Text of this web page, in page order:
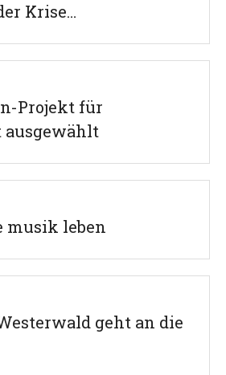
Krise…
Projekt für
ausgewählt
musik leben
geht an die